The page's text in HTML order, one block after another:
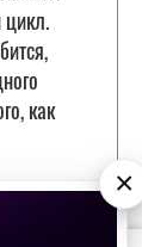
как
×